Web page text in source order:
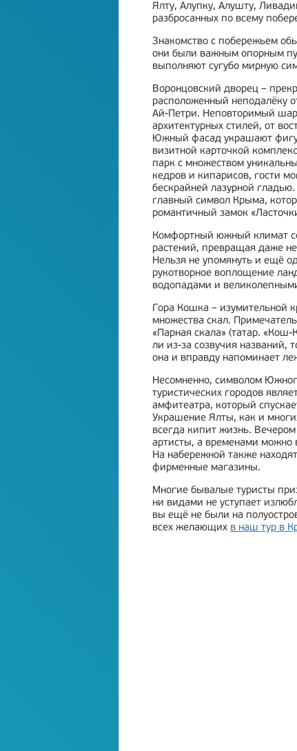
Ялту, Алупку, Алушту,
разбросанных по всему
Знакомство с побережьем
они были важным опорным
выполняют сугубо мирную
Воронцовский дворец –
расположенный неподалёку
Ай-Петри. Неповторимый
архитектурных стилей, от
Южный фасад украшают
визитной карточкой
парк с множеством
кедров и кипарисов, гости
бескрайней лазурной
главный символ Крыма,
романтичный замок
Комфортный южный климат
растений, превращая даже
Нельзя не упомянуть и ещё
рукотворное воплощение
водопадами и
Гора Кошка – изумительной
множества скал.
«Парная скала» (татар.
ли из-за созвучия названий,
она и вправду напоминает
Несомненно, символом
туристических городов
амфитеатра, который
Украшение Ялты, как и
всегда кипит жизнь.
артисты, а временами можно
На набережной также
фирменные магазины.
Многие бывалые туристы
ни видами не уступает
вы ещё не были на
всех желающих в наш тур в